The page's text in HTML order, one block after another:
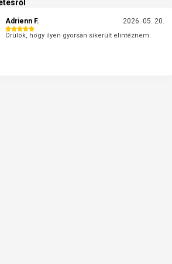
Adrienn F. 2026. 05. 20.
Örülök, hogy ilyen gyorsan sikerült elintéznem.